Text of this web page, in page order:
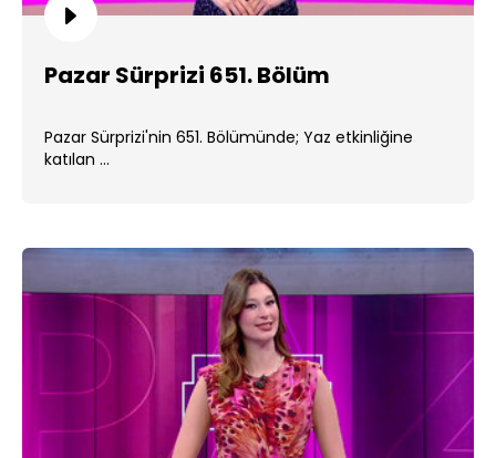
Pazar Sürprizi 651. Bölüm
Pazar Sürprizi'nin 651. Bölümünde; Yaz etkinliğine
katılan ...